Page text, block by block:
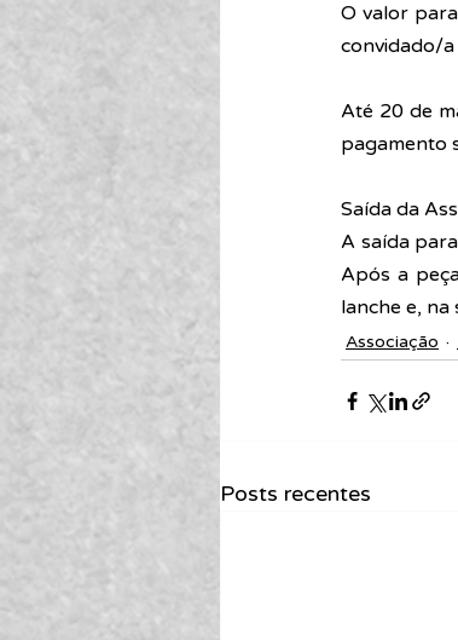
O valor
convidado/
Até 20 de
pagamento
Saída da
A saída
Após a
lanche e, na
Associação
Posts recentes